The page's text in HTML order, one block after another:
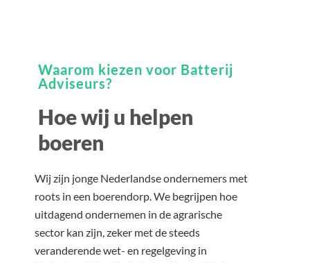
Waarom kiezen voor Batterij
Adviseurs?
Hoe wij u helpen
boeren
Wij zijn jonge Nederlandse ondernemers met
roots in een boerendorp. We begrijpen hoe
uitdagend ondernemen in de agrarische
sector kan zijn, zeker met de steeds
veranderende wet- en regelgeving in